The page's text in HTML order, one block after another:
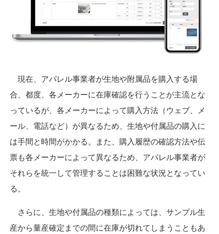
現在、アパレル事業者が生地や附属品を購入する場
合、都度、各メーカーに在庫確認を行うことが主流とな
っているが、各メーカーによって購入方法（ウェブ、メ
ール、電話など）が異なるため、生地や付属品の購入に
は手間と時間がかかる。また、購入履歴の確認方法や伝
票も各メーカーによって異なるため、アパレル事業者が
それらを統一して管理することは困難な状況となってい
る。
さらに、生地や付属品の種類によっては、サンプル生
産から量産確定までの間に在庫が切れてしまうこともあ